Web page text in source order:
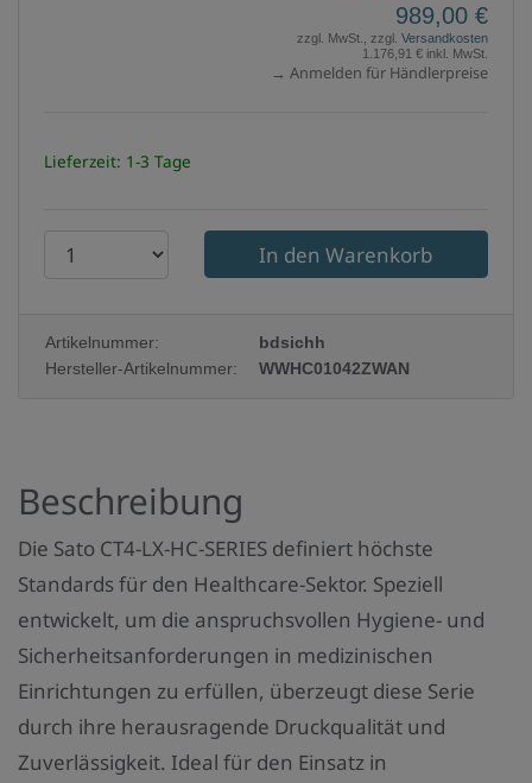
989,00 €
zzgl. MwSt., zzgl. Versandkosten
1.176,91 € inkl. MwSt.
→ Anmelden für Händlerpreise
Lieferzeit: 1-3 Tage
r
d
a
Artikelnummer:
bdsichh
Hersteller-Artikelnummer:
WWHC01042ZWAN
Beschreibung
Die Sato CT4-LX-HC-SERIES definiert höchste
Standards für den Healthcare-Sektor. Speziell
entwickelt, um die anspruchsvollen Hygiene- und
Sicherheitsanforderungen in medizinischen
Einrichtungen zu erfüllen, überzeugt diese Serie
durch ihre herausragende Druckqualität und
Zuverlässigkeit. Ideal für den Einsatz in